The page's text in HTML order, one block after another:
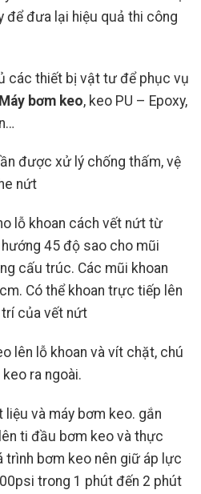
để đưa lại hiệu quả thi công
các thiết bị vật tư để phục vụ
Máy bơm keo, keo PU – Epoxy,
được xử lý chống thấm, vệ
nứt
lỗ khoan cách vết nứt từ
45 độ sao cho mũi
cấu trúc. Các mũi khoan
Có thể khoan trực tiếp lên
của vết nứt
lên lỗ khoan và vít chặt, chú
ra ngoài.
và máy bơm keo. gắn
ti đầu bơm keo và thực
trình bơm keo nên giữ áp lực
trong 1 phút đến 2 phút